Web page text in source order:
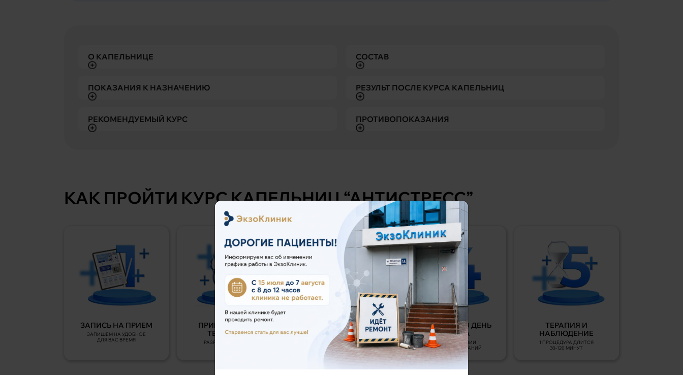
О КАПЕЛЬНИЦЕ СОСТАВ
ПОКАЗАНИЯ К НАЗНАЧЕНИЮ РЕЗУЛЬТ ПОСЛЕ КУРСА КАПЕЛЬНИЦ
РЕКОМЕНДУЕМЫЙ КУРС ПРОТИВОПОКАЗАНИЯ
КАК ПРОЙТИ КУРС КАПЕЛЬНИЦ “АНТИСТРЕСС”
ЗАПИСЬ НА ПРИЕМ
ЗАПИШЕМ НА УДОБНОЕ
ДЛЯ ВАС ВРЕМЯ
ПРИЕМ У ВРАЧА-
ТЕРАПЕВТА
РАЗРАБОТКА ПЛАНА
АНАЛИЗЫ И
ОБСЛЕДОВАНИЯ
ТОЛЬКО ПРИ
НЕОБХОДИМОСТИ
ПРОЦЕДУРА В ДЕНЬ
ПРИЕМА
ПРИ ОТСУТСТВИИ
ПРОТИВОПОКАЗАНИЙ
ТЕРАПИЯ И
НАБЛЮДЕНИЕ
1 ПРОЦЕДУРА ДЛИТСЯ
30-120 МИНУТ